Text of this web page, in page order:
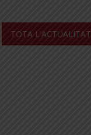
TOTA L'ACTUALITAT